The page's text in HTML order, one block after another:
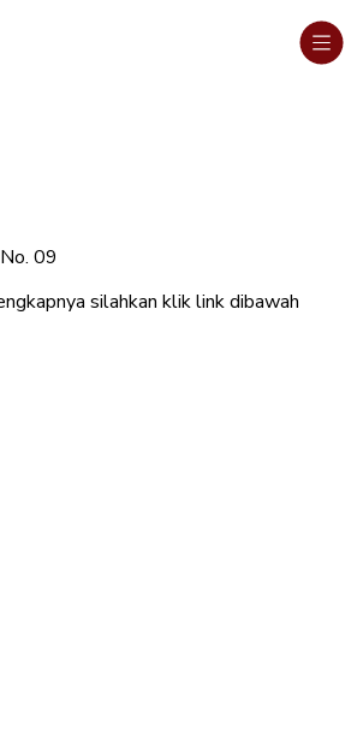
09
silahkan klik link dibawah